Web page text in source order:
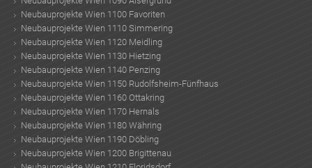
Neubauprojekte Wien 1100 Favoriten
Neubauprojekte Wien 1110 Simmering
Neubauprojekte Wien 1120 Meidling
Neubauprojekte Wien 1130 Hietzing
Neubauprojekte Wien 1140 Penzing
Neubauprojekte Wien 1150 Rudolfsheim-Fünfhaus
Neubauprojekte Wien 1160 Ottakring
Neubauprojekte Wien 1170 Hernals
Neubauprojekte Wien 1180 Währing
Neubauprojekte Wien 1190 Döbling
Neubauprojekte Wien 1200 Brigittenau